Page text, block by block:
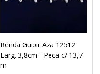
Renda Guipir Aza 12512
Larg. 3,8cm - Peca c/ 13,7
m